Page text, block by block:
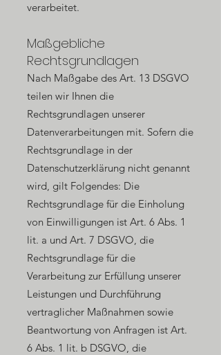
verarbeitet.
Maßgebliche
Rechtsgrundlagen
Nach Maßgabe des Art. 13 DSGVO
teilen wir Ihnen die
Rechtsgrundlagen unserer
Datenverarbeitungen mit. Sofern die
Rechtsgrundlage in der
Datenschutzerklärung nicht genannt
wird, gilt Folgendes: Die
Rechtsgrundlage für die Einholung
von Einwilligungen ist Art. 6 Abs. 1
lit. a und Art. 7 DSGVO, die
Rechtsgrundlage für die
Verarbeitung zur Erfüllung unserer
Leistungen und Durchführung
vertraglicher Maßnahmen sowie
Beantwortung von Anfragen ist Art.
6 Abs. 1 lit. b DSGVO, die